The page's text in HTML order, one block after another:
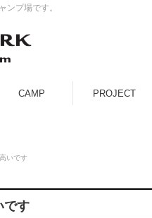
ンプ場です。
CAMP PROJECT
いです
です